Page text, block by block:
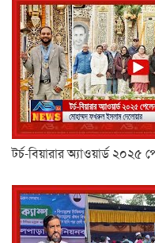
টর্চ-বিয়ারার অ্যাওয়ার্ড